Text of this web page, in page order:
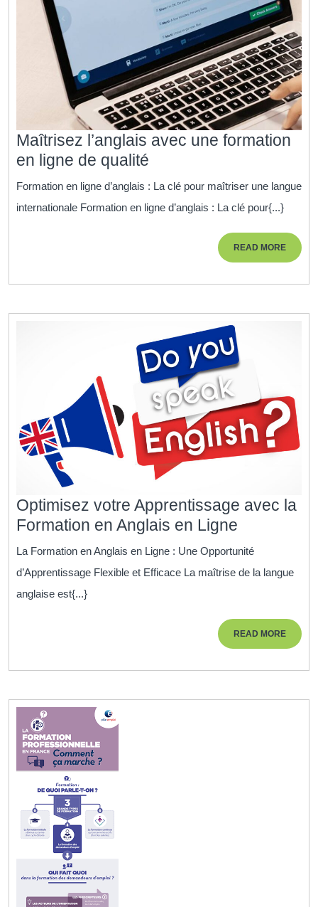
Maîtrisez l’anglais avec une formation
en ligne de qualité
l’anglais
avec
une
qualité
Formation en ligne d’anglais : La clé pour maîtriser une langue
internationale Formation en ligne d’anglais : La clé pour{...}
READ MOREREAD
MORE
Optimisez votre Apprentissage avec la
Formation en Anglais en Ligne
votre
Formation
Ligne
La Formation en Anglais en Ligne : Une Opportunité
d’Apprentissage Flexible et Efficace La maîtrise de la langue
anglaise est{...}
READ MOREREAD
MORE